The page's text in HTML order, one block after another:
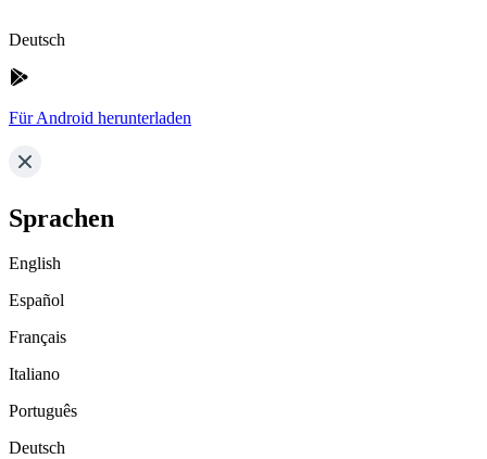
Deutsch
Für Android herunterladen
Sprachen
English
Español
Français
Italiano
Português
Deutsch